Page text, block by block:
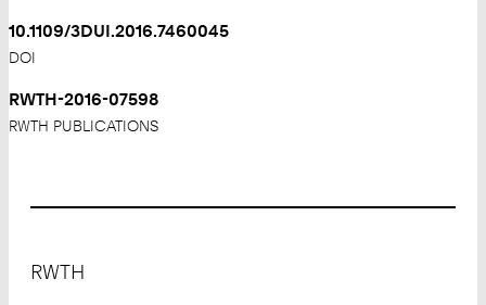
10.1109/3DUI.2016.7460045
DOI
RWTH-2016-07598
RWTH PUBLICATIONS
RWTH